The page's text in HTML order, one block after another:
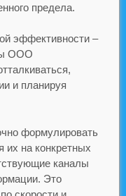
предела.
эффективности –
ООО
и планируя
формулировать
их на конкретных
каналы
Это